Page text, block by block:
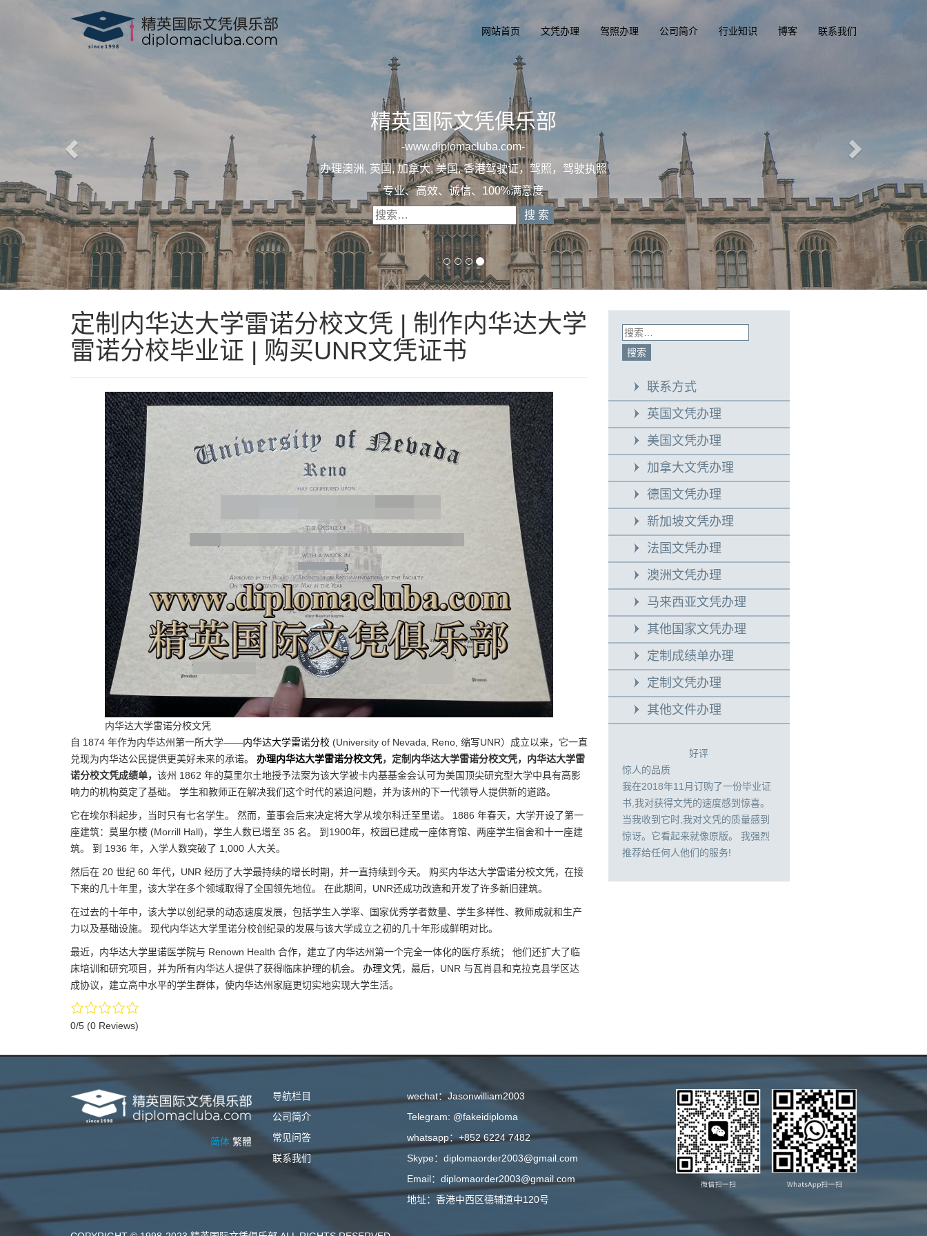
网站首页 文凭办理 驾照办理 公司简介 行业知识 博客 联系我们
精英国际文凭俱乐部
www.diplomacluba.com
办理澳洲, 英国, 加拿大, 美国, 香港驾驶证，驾照，驾驶执照
专业、高效、诚信、100%满意度
定制内华达大学雷诺分校文凭 | 制作内华达大学
雷诺分校毕业证 | 购买UNR文凭证书
内华达大学雷诺分校文凭
自 1874 年作为内华达州第一所大学——内华达大学雷诺分校 (University of Nevada, Reno, 缩写UNR）成立以来，它一直
兑现为内华达公民提供更美好未来的承诺。 办理内华达大学雷诺分校文凭，定制内华达大学雷诺分校文凭，内华达大学雷
诺分校文凭成绩单， 该州 1862 年的莫里尔土地授予法案为该大学被卡内基基金会认可为美国顶尖研究型大学中具有高影
响力的机构奠定了基础。 学生和教师正在解决我们这个时代的紧迫问题，并为该州的下一代领导人提供新的道路。
它在埃尔科起步，当时只有七名学生。 然而，董事会后来决定将大学从埃尔科迁至里诺。 1886 年春天，大学开设了第一
座建筑：莫里尔楼 (Morrill Hall)，学生人数已增至 35 名。 到1900年，校园已建成一座体育馆、两座学生宿舍和十一座建
筑。 到 1936 年，入学人数突破了 1,000 人大关。
然后在 20 世纪 60 年代，UNR 经历了大学最持续的增长时期，并一直持续到今天。 购买内华达大学雷诺分校文凭，在接
下来的几十年里，该大学在多个领域取得了全国领先地位。 在此期间，UNR还成功改造和开发了许多新旧建筑。
在过去的十年中，该大学以创纪录的动态速度发展，包括学生入学率、国家优秀学者数量、学生多样性、教师成就和生产
力以及基础设施。 现代内华达大学里诺分校创纪录的发展与该大学成立之初的几十年形成鲜明对比。
最近，内华达大学里诺医学院与 Renown Health 合作，建立了内华达州第一个完全一体化的医疗系统； 他们还扩大了临
床培训和研究项目，并为所有内华达人提供了获得临床护理的机会。 办理文凭，最后，UNR 与瓦肖县和克拉克县学区达
成协议，建立高中水平的学生群体，使内华达州家庭更切实地实现大学生活。
0/5 (0 Reviews)
联系方式
英国文凭办理
美国文凭办理
加拿大文凭办理
德国文凭办理
新加坡文凭办理
法国文凭办理
澳洲文凭办理
马来西亚文凭办理
其他国家文凭办理
定制成绩单办理
定制文凭办理
其他文件办理
好评
惊人的品质
我在2018年11月订购了一份毕业证
书,我对获得文凭的速度感到惊喜。
当我收到它时,我对文凭的质量感到
惊讶。它看起来就像原版。 我强烈
推荐给任何人他们的服务!
简体 繁體
导航栏目
公司简介
常见问答
联系我们
wechat：Jasonwilliam2003
Telegram: @fakeidiploma
whatsapp：+852 6224 7482
Skype：diplomaorder2003@gmail.com
Email：diplomaorder2003@gmail.com
地址：香港中西区德辅道中120号